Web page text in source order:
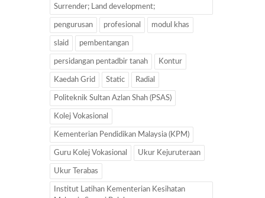
Surrender; Land development;
pengurusan profesional modul khas
slaid pembentangan
persidangan pentadbir tanah Kontur
Kaedah Grid Static Radial
Politeknik Sultan Azlan Shah (PSAS)
Kolej Vokasional
Kementerian Pendidikan Malaysia (KPM)
Guru Kolej Vokasional Ukur Kejuruteraan
Ukur Terabas
Institut Latihan Kementerian Kesihatan